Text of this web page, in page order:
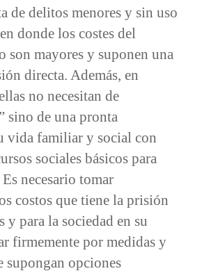
de delitos menores y sin uso
donde los costes del
son mayores y suponen una
directa. Además, en
no necesitan de
sino de una pronta
vida familiar y social con
sociales básicos para
necesario tomar
costos que tiene la prisión
y para la sociedad en su
firmemente por medidas y
supongan opciones